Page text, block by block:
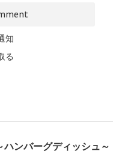
知
る
ハンバーグディッシュ～